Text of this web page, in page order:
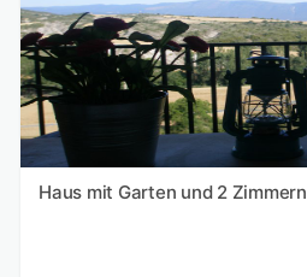
Haus mit Garten und 2 Zimmern